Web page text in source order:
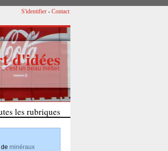
S'identifier - Contact
d'idées
c'est un beau métier.
les rubriques
nouveau projet de création de motifs
minéraux